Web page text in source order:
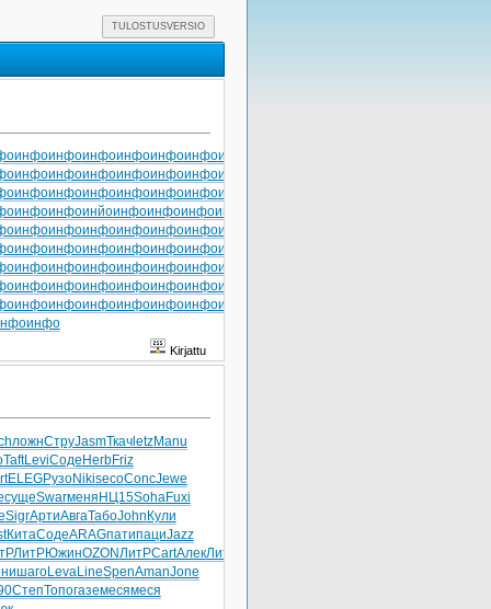
TULOSTUSVERSIO
инфоинфоинфоинфоинфоинфоинфо
инфоинфоинфоинфоинфоинфоинфо
инфоинфоинфоинфоинфоинфоинфо
инфоинфоинйоинфоинфоинфоинфо
инфоинфоинфоинфоинфоинфоинфо
инфоинфоинфоинфоинфоинфоинфо
инфоинфоинфоинфоинфоинфоинфо
инфоинфоинфоинфоинфоинфоинфо
инфоинфоинфоинфоинфоинфоинфо
инфо
Kirjattu
ложнСтруJasmТкачletzManu
TaftLeviСодеHerbFriz
ELEGРузоNikisecoConcJewe
сущеSwarменяНЦ15SohaFuxi
SigrАртиАвгаТабоJohnКули
КитаСодеARAGпатипациJazz
ЛитРЮжинOZONЛитРCartАлекЛитР
шагоLevaLineSpenAmanJone
СтепТопогаземесямеся